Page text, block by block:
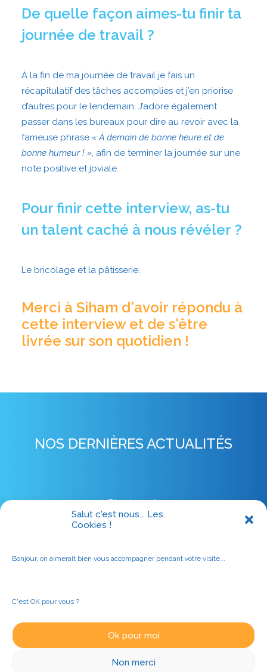
Salut c'est nous... Les
Cookies !
Bonjour, on aimerait bien vous accompagner pendant votre visite...
C'est OK pour vous ?
Ok pour moi
Non merci
De quelle façon aimes-tu finir ta
journée de travail ?
À la fin de ma journée de travail je fais un
récapitulatif des tâches accomplies et j’en priorise
d’autres pour le lendemain. J’adore également
passer dans les bureaux pour dire au revoir avec la
fameuse phrase « À demain de bonne heure et de
bonne humeur ! », afin de terminer la journée sur une
note positive et joviale.
Pour finir cette interview, as-tu
un talent caché à nous révéler ?
Le bricolage et la pâtisserie.
Merci à Siham d'avoir répondu à
cette interview et de s'être
livrée sur son quotidien !
NOS DERNIÈRES ACTUALITÉS
Rien trouvé.